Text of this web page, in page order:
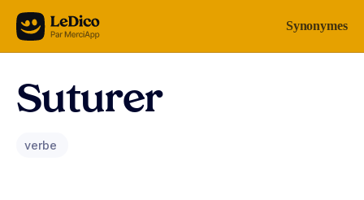
Aller au contenu Synonymes
Suturer
verbe